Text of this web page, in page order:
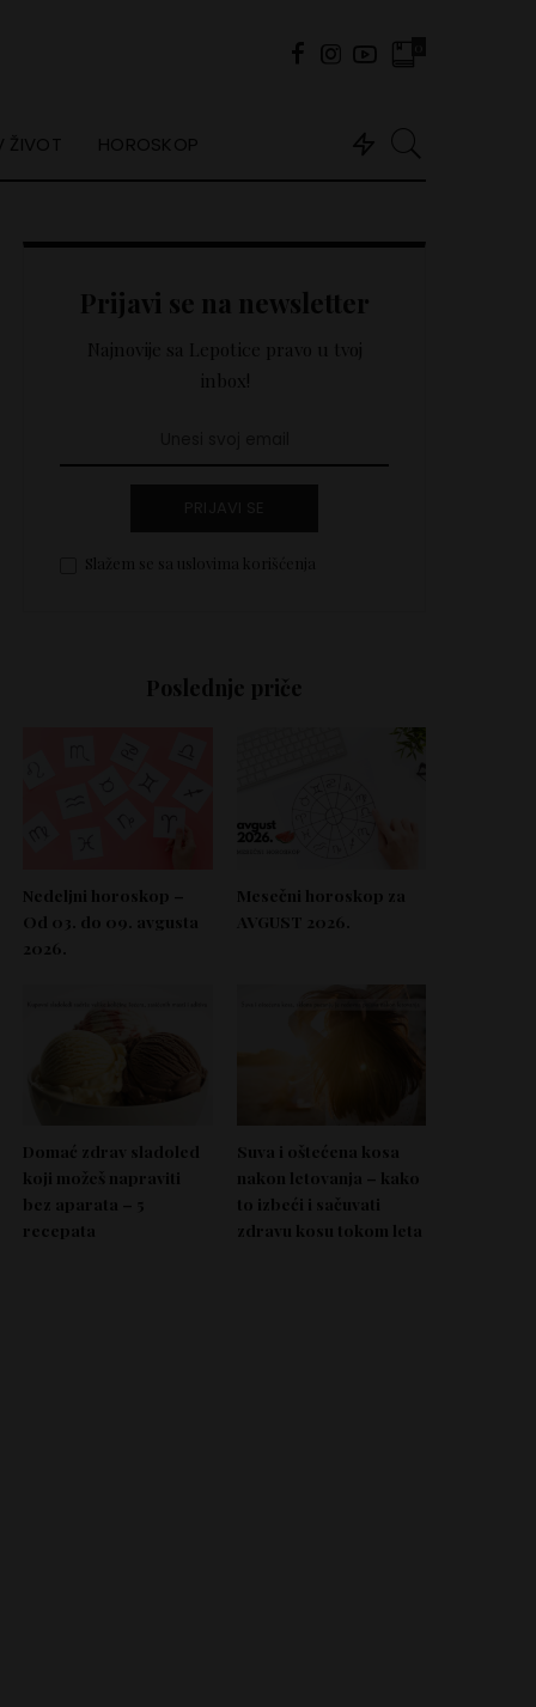
ŽIVOT HOROSKOP
Prijavi se na newsletter
Najnovije sa Lepotice pravo u tvoj
inbox!
Slažem se sa uslovima korišćenja
Poslednje priče
Nedeljni horoskop –
Od 03. do 09. avgusta
2026.
Mesečni horoskop za
AVGUST 2026.
Domać zdrav sladoled
koji možeš napraviti
bez aparata – 5
recepata
Suva i oštećena kosa
nakon letovanja – kako
to izbeći i sačuvati
zdravu kosu tokom leta